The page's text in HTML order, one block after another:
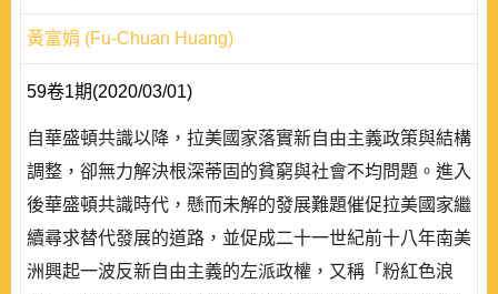
黃富娟 (Fu-Chuan Huang)
59卷1期(2020/03/01)
自華盛頓共識以降，拉美國家落實新自由主義政策與結構
調整，卻無力解決根深蒂固的貧窮與社會不均問題。進入
後華盛頓共識時代，懸而未解的發展難題催促拉美國家繼
續尋求替代發展的道路，並促成二十一世紀前十八年南美
洲興起一波反新自由主義的左派政權，又稱「粉紅色浪